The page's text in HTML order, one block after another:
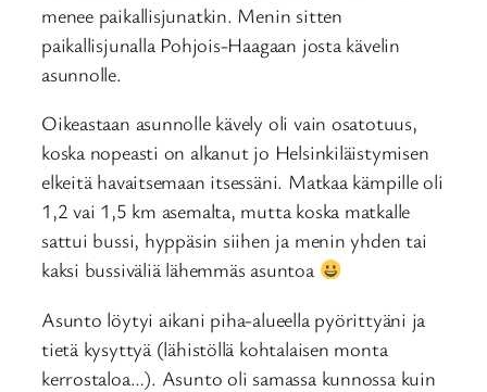
menee paikallisjunatkin. Menin sitten
paikallisjunalla Pohjois-Haagaan josta kävelin
asunnolle.
Oikeastaan asunnolle kävely oli vain osatotuus,
koska nopeasti on alkanut jo Helsinkiläistymisen
elkeitä havaitsemaan itsessäni. Matkaa kämpille oli
1,2 vai 1,5 km asemalta, mutta koska matkalle
sattui bussi, hyppäsin siihen ja menin yhden tai
kaksi bussiväliä lähemmäs asuntoa
Asunto löytyi aikani piha-alueella pyörittyäni ja
tietä kysyttyä (lähistöllä kohtalaisen monta
kerrostaloa…). Asunto oli samassa kunnossa kuin